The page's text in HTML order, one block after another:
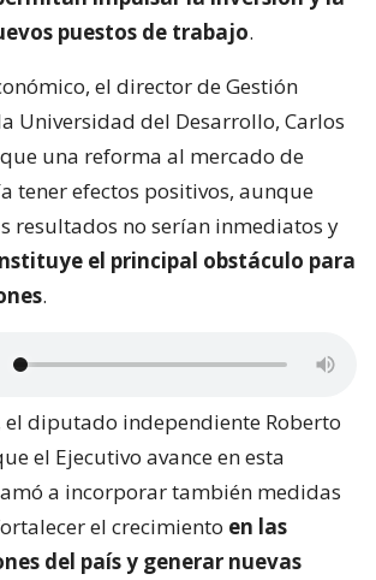
puestos de trabajo.
el director de Gestión
Universidad del Desarrollo, Carlos
una reforma al mercado de
tener efectos positivos, aunque
resultados no serían inmediatos y
el principal obstáculo para
.
el diputado independiente Roberto
el Ejecutivo avance en esta
a incorporar también medidas
el crecimiento en las
del país y generar nuevas